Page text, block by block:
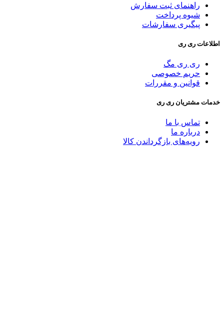
راهنمای ثبت سفارش
شیوه پرداخت
پیگیری سفارشات
اطلاعات ری ری
ری ری مگ
حریم خصوصی
قوانین و مقررات
خدمات مشتریان ری ری
تماس با ما
درباره ما
رویه‌های بازگرداندن کالا